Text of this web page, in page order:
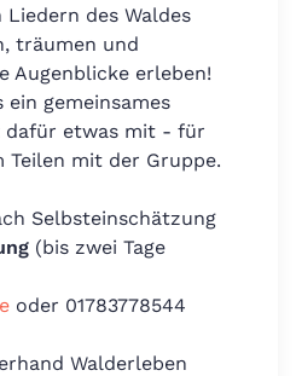
des Waldes
träumen und
Augenblicke erleben!
gemeinsames
dafür etwas mit - für
Teilen mit der Gruppe.
Selbsteinschätzung
(bis zwei Tage
oder 01783778544
Walderleben